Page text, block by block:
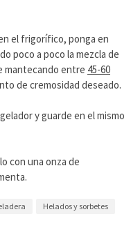
el frigorífico, ponga en
poco a poco la mezcla de
mantecando entre 45-60
de cremosidad deseado.
y guarde en el mismo
con una onza de
Helados y sorbetes